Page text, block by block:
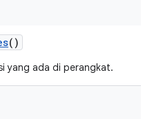
()
yang ada di perangkat.